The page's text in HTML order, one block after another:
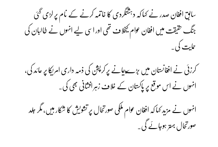
سابق افغان صدر نے کہا کہ دہشتگردی کا خاتمہ کرنے کے نام پر لڑی گئی
جنگ حقیقت میں افغان عوام کیخلاف تھی اور اسی لیے انہوں نے طالبان کی
حمایت کی۔
کرزئی نے افغانستان میں بڑےپیمانے پر کرپشن کی ذمہ داری امریکا پر عائد کی،
انہوں نے اس موقع پر پاکستان کے خلاف زہر افشانی بھی کی۔
انہوں نے مزید کہا کہ افغان عوام ملکی صورتحال پر تشویش کا شکار ہیں، مگر جلد
صورتحال بہتر ہوجائے گی۔